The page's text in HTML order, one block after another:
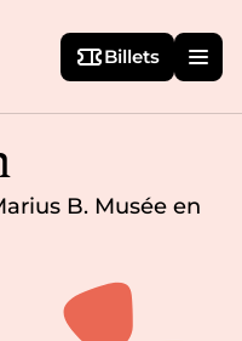
Billets
B. Musée en